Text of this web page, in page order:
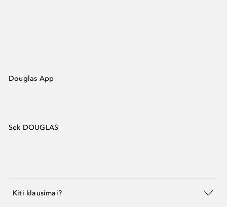
Douglas App
Sek DOUGLAS
Kiti klausimai?